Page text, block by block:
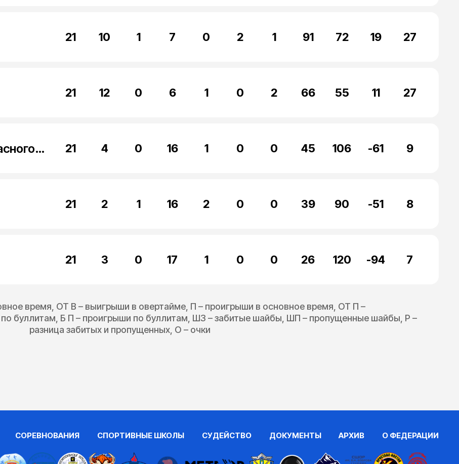
21 10 1 7 0 2 1 91 72 19 27
21 12 0 6 1 0 2 66 55 11 27
Академия Петрова Красногорск 21 4 0 16 1 0 0 45 106 -61 9
21 2 1 16 2 0 0 39 90 -51 8
21 3 0 17 1 0 0 26 120 -94 7
время, ОТ В – выигрыши в овертайме, П – проигрыши в основное время, ОТ П –
буллитам, Б П – проигрыши по буллитам, ШЗ – забитые шайбы, ШП – пропущенные шайбы, Р –
разница забитых и пропущенных, О – очки
СОРЕВНОВАНИЯ СПОРТИВНЫЕ ШКОЛЫ СУДЕЙСТВО ДОКУМЕНТЫ АРХИВ О ФЕДЕРАЦИИ